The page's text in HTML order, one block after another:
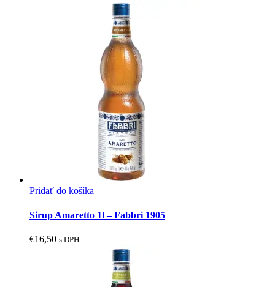
Pridať do košíka
Sirup Amaretto 1l – Fabbri 1905
€16,50 s DPH